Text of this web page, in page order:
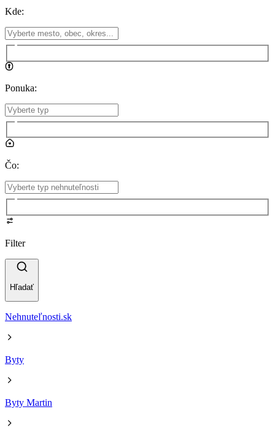
Kde:
Ponuka:
Čo:
Filter
Hľadať
Nehnuteľnosti.sk
Byty
Byty Martin